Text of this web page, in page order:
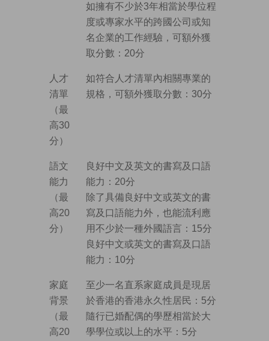
如擁有不少於3年相當於學位程
度或專家水平的跨國公司或知
名企業的工作經驗，可額外獲
取分數：20分
人才
清單
（最
高30
分）
如符合人才清單內相關專業的
規格，可額外獲取分數：30分
語文
能力
（最
高20
分）
良好中文及英文的書寫及口語
能力：20分
除了具備良好中文或英文的書
寫及口語能力外，也能流利應
用不少於一種外國語言：15分
良好中文或英文的書寫及口語
能力：10分
家庭
背景
（最
高20
至少一名直系家庭成員是現居
於香港的香港永久性居民：5分
隨行已婚配偶的學歷相當於大
學學位或以上的水平：5分